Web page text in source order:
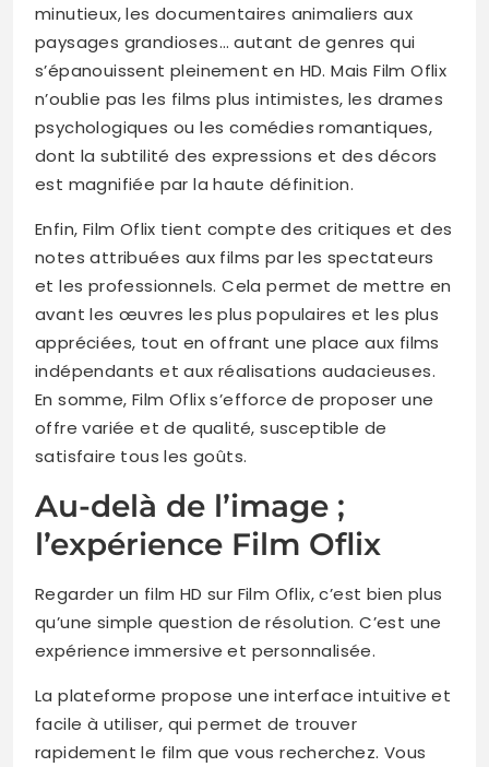
minutieux, les documentaires animaliers aux
paysages grandioses… autant de genres qui
s’épanouissent pleinement en HD. Mais Film Oflix
n’oublie pas les films plus intimistes, les drames
psychologiques ou les comédies romantiques,
dont la subtilité des expressions et des décors
est magnifiée par la haute définition.
Enfin, Film Oflix tient compte des critiques et des
notes attribuées aux films par les spectateurs
et les professionnels. Cela permet de mettre en
avant les œuvres les plus populaires et les plus
appréciées, tout en offrant une place aux films
indépendants et aux réalisations audacieuses.
En somme, Film Oflix s’efforce de proposer une
offre variée et de qualité, susceptible de
satisfaire tous les goûts.
Au-delà de l’image ;
l’expérience Film Oflix
Regarder un film HD sur Film Oflix, c’est bien plus
qu’une simple question de résolution. C’est une
expérience immersive et personnalisée.
La plateforme propose une interface intuitive et
facile à utiliser, qui permet de trouver
rapidement le film que vous recherchez. Vous